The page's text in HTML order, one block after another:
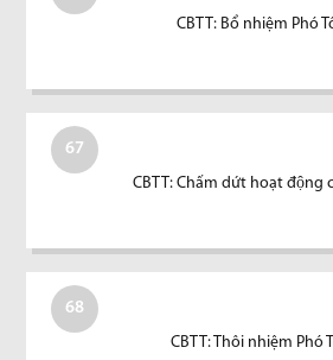
CBTT: Bổ nhiệm Phó
67
CBTT: Chấm dứt hoạt động
68
CBTT: Thôi nhiệm Phó